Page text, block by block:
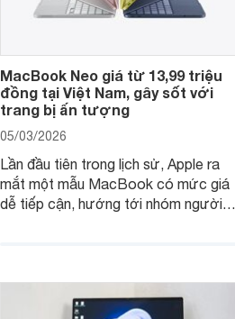
MacBook Neo giá từ 13,99 triệu
đồng tại Việt Nam, gây sốt với
trang bị ấn tượng
05/03/2026
Lần đầu tiên trong lịch sử, Apple ra
mắt một mẫu MacBook có mức giá
dễ tiếp cận, hướng tới nhóm người
hút sự quan tâm lớn từ thị trường.